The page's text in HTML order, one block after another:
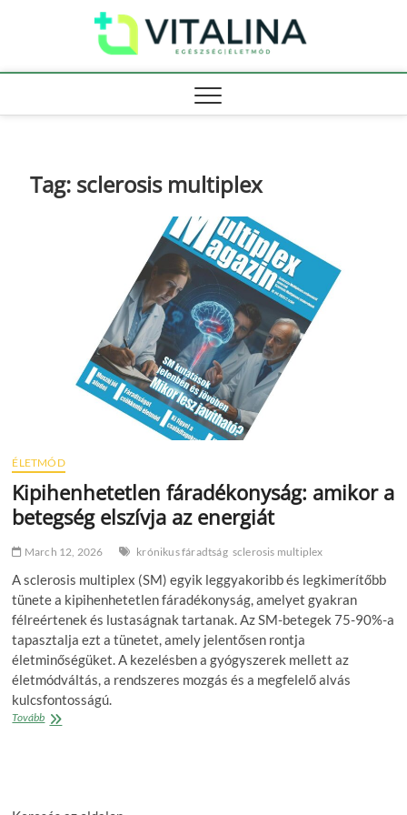
Tag: sclerosis multiplex
ÉLETMÓD
Kipihenhetetlen fáradékonyság: amikor a
betegség elszívja az energiát
March 12, 2026 krónikus fáradtság sclerosis multiplex
A sclerosis multiplex (SM) egyik leggyakoribb és legkimerítőbb
tünete a kipihenhetetlen fáradékonyság, amelyet gyakran
félreértenek és lustaságnak tartanak. Az SM-betegek 75-90%-a
tapasztalja ezt a tünetet, amely jelentősen rontja
életminőségüket. A kezelésben a gyógyszerek mellett az
életmódváltás, a rendszeres mozgás és a megfelelő alvás
kulcsfontosságú.
TovábbKipihenhetetlen